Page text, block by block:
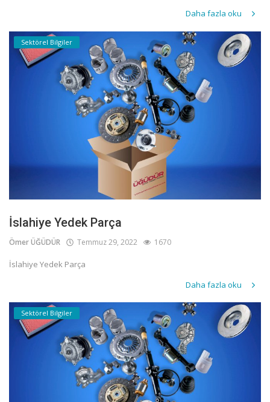
Daha fazla oku
Sektörel Bilgiler
İslahiye Yedek Parça
Ömer ÜĞÜDÜR Temmuz 29, 2022 1670
İslahiye Yedek Parça
Daha fazla oku
Sektörel Bilgiler